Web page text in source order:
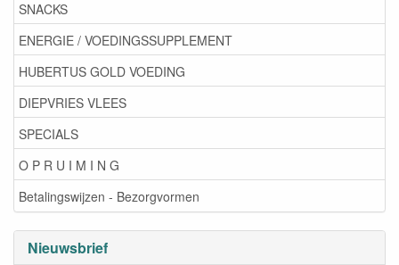
SNACKS
ENERGIE / VOEDINGSSUPPLEMENT
HUBERTUS GOLD VOEDING
DIEPVRIES VLEES
SPECIALS
O P R U I M I N G
Betalingswijzen - Bezorgvormen
Nieuwsbrief